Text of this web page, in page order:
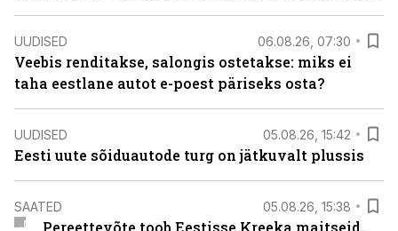
UUDISED 06.08.26, 07:30
Veebis renditakse, salongis ostetakse: miks ei
taha eestlane autot e-poest päriseks osta?
UUDISED 05.08.26, 15:42
Eesti uute sõiduautode turg on jätkuvalt plussis
SAATED 05.08.26, 15:38
Pereettevõte toob Eestisse Kreeka maitseid.